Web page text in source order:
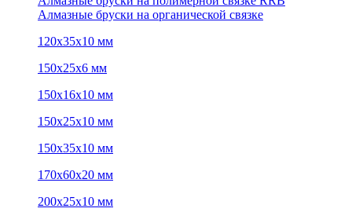
Алмазные бруски на органической связке
120х35х10 мм
150х25х6 мм
150х16х10 мм
150х25х10 мм
150х35х10 мм
170х60х20 мм
200х25х10 мм